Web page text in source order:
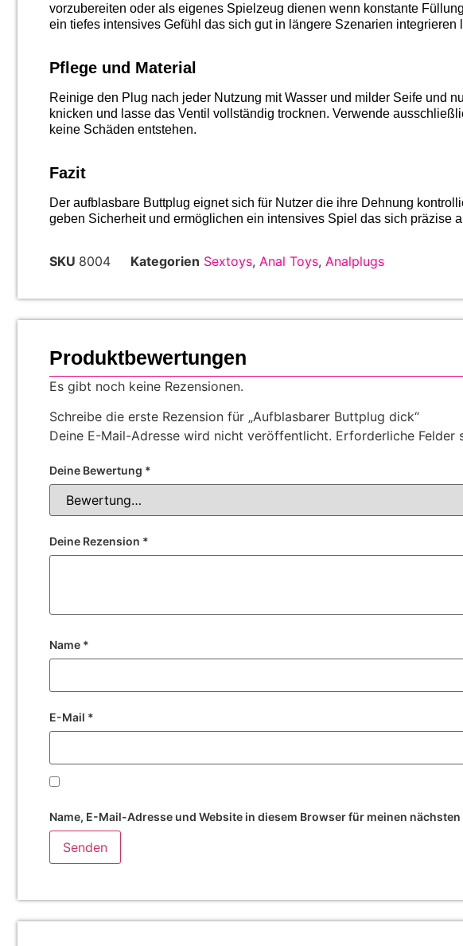
vorzubereiten oder als eigenes Spielzeug dienen wenn konstante
ein tiefes intensives Gefühl das sich gut in längere Szenarien integrieren
Pflege und Material
Reinige den Plug nach jeder Nutzung mit Wasser und milder Seife und
knicken und lasse das Ventil vollständig trocknen. Verwende
keine Schäden entstehen.
Fazit
Der aufblasbare Buttplug eignet sich für Nutzer die ihre Dehnung
geben Sicherheit und ermöglichen ein intensives Spiel das sich präzise
SKU 8004 Kategorien Sextoys, Anal Toys, Analplugs
Produktbewertungen
Es gibt noch keine Rezensionen.
Schreibe die erste Rezension für „Aufblasbarer Buttplug dick“
Deine E-Mail-Adresse wird nicht veröffentlicht. Erforderliche Felder
Deine Bewertung *
Deine Rezension *
Name *
E-Mail *
Name, E-Mail-Adresse und Website in diesem Browser für meinen